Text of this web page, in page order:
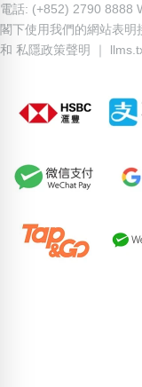
電話: (+852) 2790 8888
閣下使用我們的網站表明
和 私隱政策聲明 ｜